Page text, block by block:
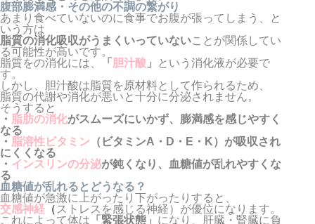
腹部膨満感・その他の不調の繋がり
あまり食べていないのに食事でお腹が張ってしまう、と
いう方は
脂質の消化吸収がうまくいっていないことが関係してい
る可能性が高いです。
脂質をの消化には、
「 胆汁酸 」
という消化液が必要で
す。
しかし、胆汁酸は脂質を原材料として作られるため、
脂質の代謝や消化が悪いと十分に分泌されません。
そうすると
・ 脂肪の消化がスムーズにいかず、膨満感を感じやすく
なる
・ 脂溶性ビタミン （ビタミンA・D・E・K）が吸収され
にくくなる
・ インスリンの分泌が鈍くなり、血糖値が乱れやすくな
る
血糖値が乱れるとどうなる？
血糖値が急激に上がったり下がったりすると、
交感神経 （ ストレスを感じる神経）が優位になります。
これによって体は 「緊張状態」 になり、
肝臓・腎臓に負